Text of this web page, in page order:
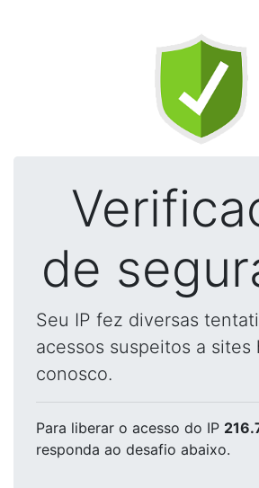
de
Seu IP fez diversas
acessos suspeitos a sites
conosco.
Para liberar o acesso do IP
responda ao desafio abaixo.